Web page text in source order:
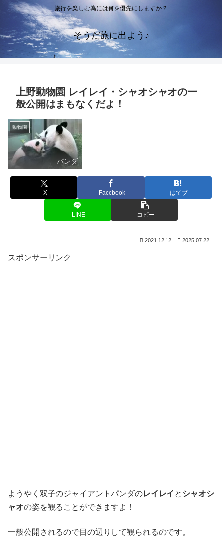
旅行を楽しむ為には何を優先にしますか？
そうだ旅に出よう♪
上野動物園 レイレイ・シャオシャオの一
般公開はまもなくだよ！
動物園
パンダ
X Facebook はてブ
LINE コピー
2021.12.12 2025.07.22
スポンサーリンク
ようやく双子のジャイアントパンダのレイレイ と シャオシ
ャオの姿を観ることができますよ！
一般公開されるので目の辺りして観られるのです。